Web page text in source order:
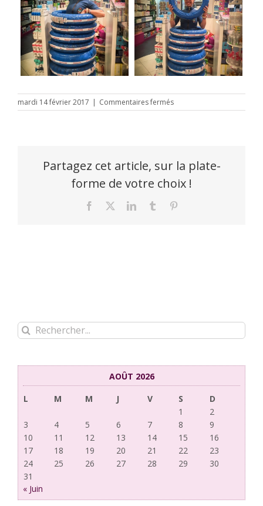
mardi 14 février 2017 | Commentaires ferméssur
bridgestone
Partagez cet article, sur la plate-
forme de votre choix !
Facebook LinkedInTumblr
Rechercher:
AOÛT 2026
L
M M J V S
D
1
2
3
4 5 6 7 8
9
10
11 12 13 14 15
16
17
18 19 20 21 22
23
24
25 26 27 28 29
30
31
« Juin